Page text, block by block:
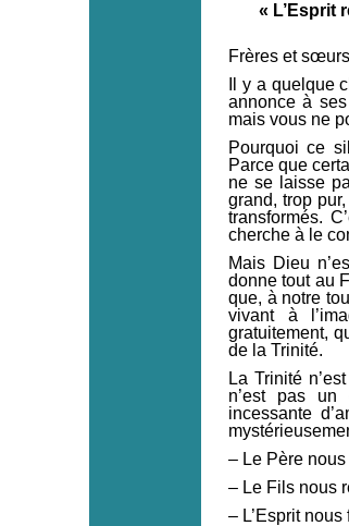
« L’Esprit
Frères et
Il y a quelque
annonce à
mais vous ne
Pourquoi ce
Parce que
ne se laisse
grand, trop
transformés.
cherche à le
Mais Dieu
donne tout au
que, à notre
vivant à
gratuitement,
de la Trinité.
La Trinité
n’est pas un
incessante
– Le Père
– Le Fils nous
– L’Esprit